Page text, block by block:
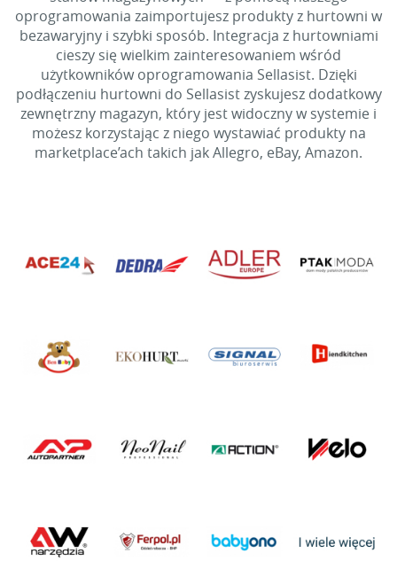
oprogramowania zaimportujesz produkty z hurtowni w
bezawaryjny i szybki sposób. Integracja z hurtowniami
cieszy się wielkim zainteresowaniem wśród
użytkowników oprogramowania Sellasist. Dzięki
podłączeniu hurtowni do Sellasist zyskujesz dodatkowy
zewnętrzny magazyn, który jest widoczny w systemie i
możesz korzystając z niego wystawiać produkty na
marketplace’ach takich jak Allegro, eBay, Amazon.